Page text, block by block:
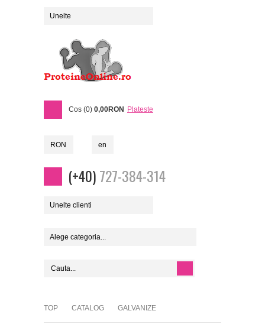
Unelte
Cos (0) 0,00RON Plateste
RON en
(+40)727-384-314
Unelte clienti
Alege categoria...
TOP CATALOG GALVANIZE